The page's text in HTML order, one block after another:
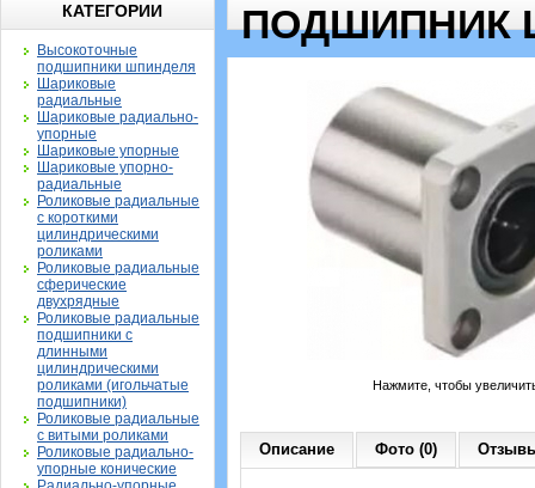
КАТЕГОРИИ
Высокоточные
подшипники шпинделя
Шариковые
радиальные
Шариковые радиально-
упорные
Шариковые упорные
Шариковые упорно-
радиальные
Роликовые радиальные
с короткими
цилиндрическими
роликами
Роликовые радиальные
сферические
двухрядные
Роликовые радиальные
подшипники с
длинными
цилиндрическими
роликами (игольчатые
подшипники)
Роликовые радиальные
с витыми роликами
Роликовые радиально-
упорные конические
ПОДШИПНИК
Нажмите, чтобы
Описание Фото (0)